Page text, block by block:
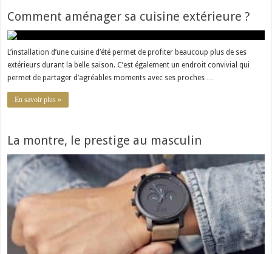
Comment aménager sa cuisine extérieure ?
L’installation d’une cuisine d’été permet de profiter beaucoup plus de ses
extérieurs durant la belle saison. C’est également un endroit convivial qui
permet de partager d’agréables moments avec ses proches …
En savoir plus »
La montre, le prestige au masculin